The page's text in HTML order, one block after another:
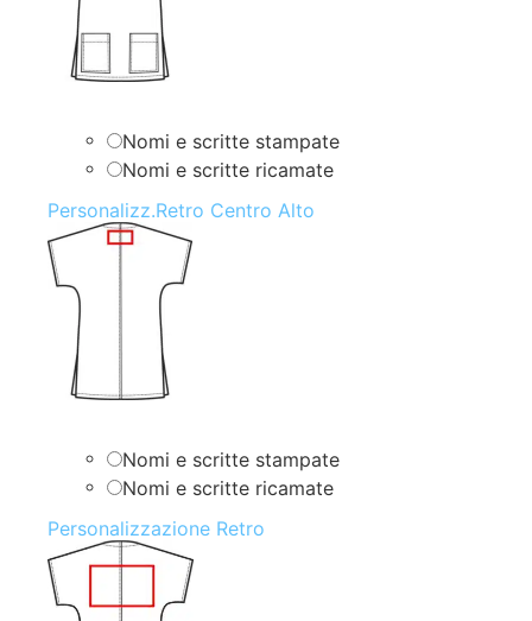
Nomi e scritte stampate
Nomi e scritte ricamate
Personalizz.Retro Centro Alto
Nomi e scritte stampate
Nomi e scritte ricamate
Personalizzazione Retro